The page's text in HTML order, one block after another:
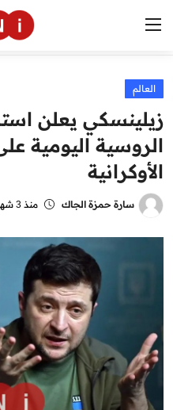
الرئيسية
اخبار مصر
العالم
الرياضة
مال وأعمال
منوعات
العالم
زيلينسكي يعلن
الروسية اليومية
الأوكرانية
سارة حمزة الجاك منذ 3 شهور